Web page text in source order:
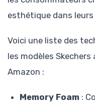
esthétique dans
Voici une liste des
les modèles
Amazon :
Memory Foam :